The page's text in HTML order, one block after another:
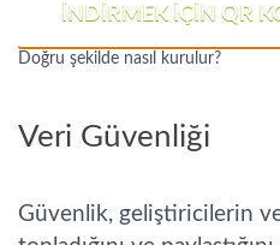
İNDIRMEK IÇIN QR
Doğru şekilde nasıl kurulur?
Veri Güvenliği
Güvenlik, geliştiricilerin